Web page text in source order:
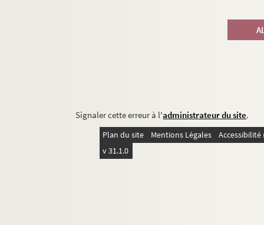
Signaler cette erreur à l'administrateur du site.
Plan du site Mentions Légales
v 31.1.0